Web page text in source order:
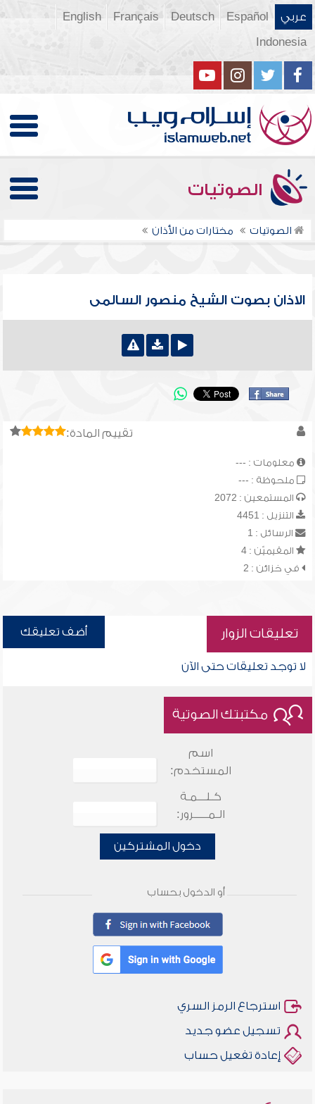
عربي Español
Deutsch
Français
English
Indonesia
الصوتيات
الصوتيات مختارات من الأذان
الاذان بصوت الشيخ منصور السالمى
تقييم المادة:
معلومات : ---
ملحوظة : ---
المستمعين : 2072
التنزيل : 4451
الرسائل : 1
المقيميّن : 4
في خزائن : 2
تعليقات الزوار أضف تعليقك
لا توجد تعليقات حتى الآن
مكتبتك الصوتية
اسم
المستخدم:
كـلـــمـة
الـمـــــرور:
دخول المشتركين
أو الدخول بحساب
استرجاع الرمز السري
تسجيل عضو جديد
إعادة تفعيل حساب